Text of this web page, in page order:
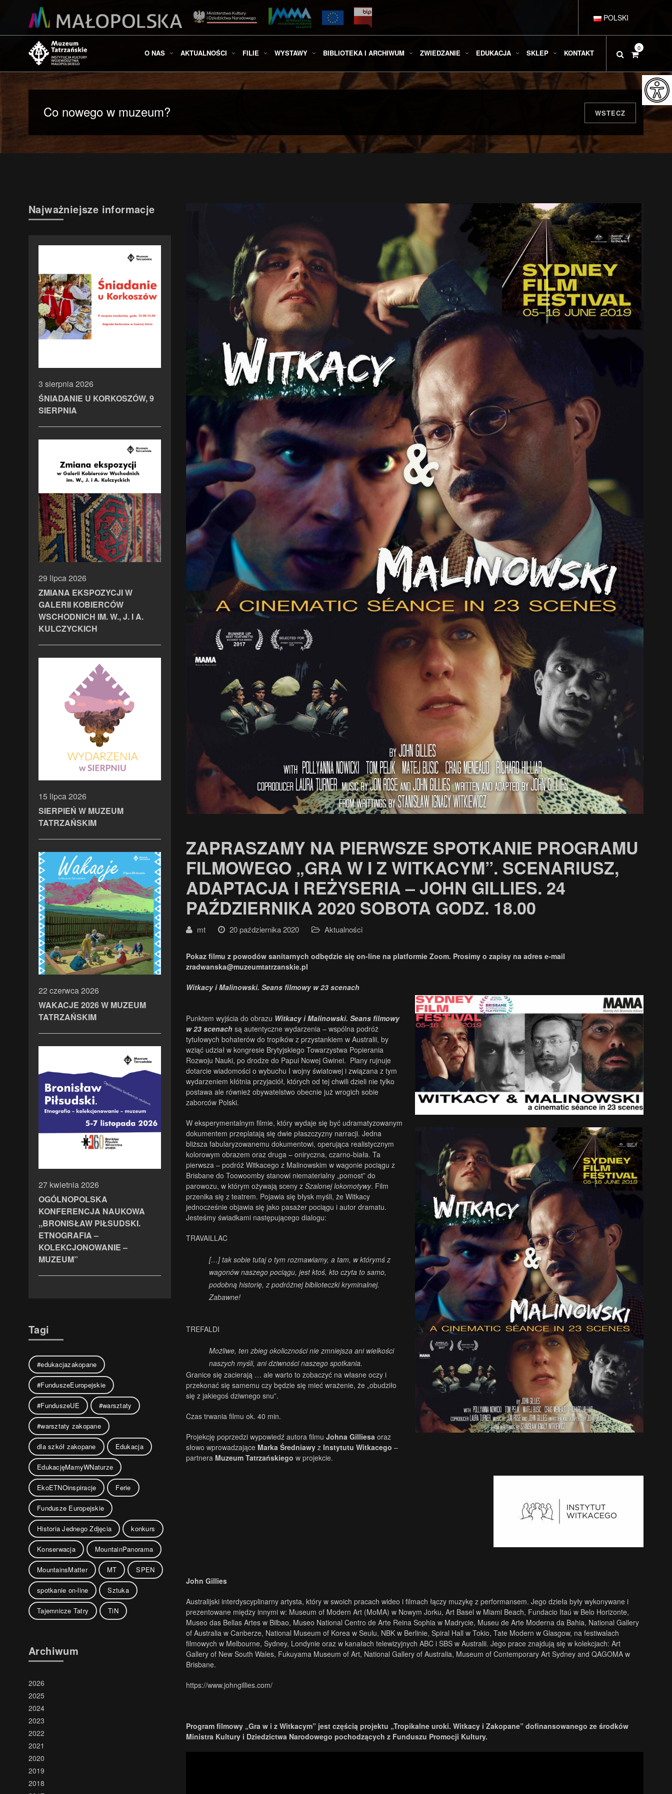
POLSKI
DEUTSCH
ESPAÑOL
РУССКИЙ
中文 (中国)
日本語
O NAS AKTUALNOŚCI FILIE WYSTAWY BIBLIOTEKA I ARCHIWUM ZWIEDZANIE EDUKACJA SKLEP KONTAKT
0
Co nowego w muzeum? WSTECZ
ZAPRASZAMY NA PIERWSZE SPOTKANIE PROGRAMU
FILMOWEGO „GRA W I Z WITKACYM”. SCENARIUSZ,
ADAPTACJA I REŻYSERIA – JOHN GILLIES. 24
PAŹDZIERNIKA 2020 SOBOTA GODZ. 18.00
mt 20 października 2020 Aktualności
Pokaz filmu z powodów sanitarnych odbędzie się on-line na platformie Zoom. Prosimy o zapisy na adres e-mail
zradwanska@muzeumtatrzanskie.pl
Witkacy i Malinowski. Seans filmowy w 23 scenach
Punktem wyjścia do obrazu Witkacy i Malinowski. Seans filmowy
w 23 scenach są autentyczne wydarzenia – wspólna podróż
tytułowych bohaterów do tropików z przystankiem w Australii, by
wziąć udział w kongresie Brytyjskiego Towarzystwa Popierania
Rozwoju Nauki, po drodze do Papui Nowej Gwinei. Plany rujnuje
dotarcie wiadomości o wybuchu I wojny światowej i związana z tym
wydarzeniem kłótnia przyjaciół, których od tej chwili dzieli nie tylko
postawa ale również obywatelstwo obecnie już wrogich sobie
zaborców Polski.
W eksperymentalnym filmie, który wydaje się być udramatyzowanym
dokumentem przeplatają się dwie płaszczyzny narracji. Jedna
bliższa fabularyzowanemu dokumentowi, operująca realistycznym
kolorowym obrazem oraz druga – oniryczna, czarno-biała. Ta
pierwsza – podróż Witkacego z Malinowskim w wagonie pociągu z
Brisbane do Toowoomby stanowi niematerialny „pomost” do
parowozu, w którym ożywają sceny z Szalonej lokomotywy. Film
przenika się z teatrem. Pojawia się błysk myśli, że Witkacy
jednocześnie objawia się jako pasażer pociągu i autor dramatu.
Jesteśmy świadkami następującego dialogu:
TRAVAILLAC
[…] tak sobie tutaj o tym rozmawiamy, a tam, w którymś z
wagonów naszego pociągu, jest ktoś, kto czyta to samo,
podobną historię, z podróżnej biblioteczki kryminalnej.
Zabawne!
TREFALDI
Możliwe, ten zbieg okoliczności nie zmniejsza ani wielkości
naszych myśli, ani dziwności naszego spotkania.
Granice się zacierają … ale warto to zobaczyć na własne oczy i
przekonać się samemu czy będzie się mieć wrażenie, że „obudziło
się z jakiegoś dziwnego snu”.
Czas trwania filmu ok. 40 min.
Projekcję poprzedzi wypowiedź autora filmu Johna Gilliesa oraz
słowo wprowadzające Marka Średniawy z Instytutu Witkacego –
partnera Muzeum Tatrzańskiego w projekcie.
John Gillies
Australijski interdyscyplinarny artysta, który w swoich pracach wideo i filmach łączy muzykę z performansem. Jego dzieła były wykonywane i
prezentowane między innymi w: Museum of Modern Art (MoMA) w Nowym Jorku, Art Basel w Miami Beach, Fundacio Itaú w Belo Horizonte,
Museo das Bellas Artes w Bilbao, Museo National Centro de Arte Reina Sophia w Madrycie, Museu de Arte Moderna da Bahia, National Gallery
of Australia w Canberze, National Museum of Korea w Seulu, NBK w Berlinie, Spiral Hall w Tokio, Tate Modern w Glasgow, na festiwalach
filmowych w Melbourne, Sydney, Londynie oraz w kanałach telewizyjnych ABC i SBS w Australii. Jego prace znajdują się w kolekcjach: Art
Gallery of New South Wales, Fukuyama Museum of Art, National Gallery of Australia, Museum of Contemporary Art Sydney and QAGOMA w
Brisbane.
https://www.johngillies.com/
Program filmowy „Gra w i z Witkacym” jest częścią projektu „Tropikalne uroki. Witkacy i Zakopane” dofinansowanego ze środków
Ministra Kultury i Dziedzictwa Narodowego pochodzących z Funduszu Promocji Kultury.
Najważniejsze informacje
3 sierpnia 2026
ŚNIADANIE U KORKOSZÓW, 9
SIERPNIA
29 lipca 2026
ZMIANA EKSPOZYCJI W
GALERII KOBIERCÓW
WSCHODNICH IM. W., J. I A.
KULCZYCKICH
15 lipca 2026
SIERPIEŃ W MUZEUM
TATRZAŃSKIM
22 czerwca 2026
WAKACJE 2026 W MUZEUM
TATRZAŃSKIM
27 kwietnia 2026
OGÓLNOPOLSKA
KONFERENCJA NAUKOWA
,,BRONISŁAW PIŁSUDSKI.
ETNOGRAFIA –
KOLEKCJONOWANIE –
MUZEUM”
Tagi
#edukacjazakopane
#FunduszeEuropejskie
#FunduszeUE #warsztaty
#warsztaty zakopane
dla szkół zakopane Edukacja
EdukacjęMamyWNaturze
EkoETNOinspiracje Ferie
Fundusze Europejskie
Historia Jednego Zdjęcia konkurs
Konserwacja MountainPanorama
MountainsMatter MT SPEN
spotkanie on-line Sztuka
Tajemnicze Tatry TiN
Archiwum
2026
2025
2024
2023
2022
2021
2020
2019
2018
.